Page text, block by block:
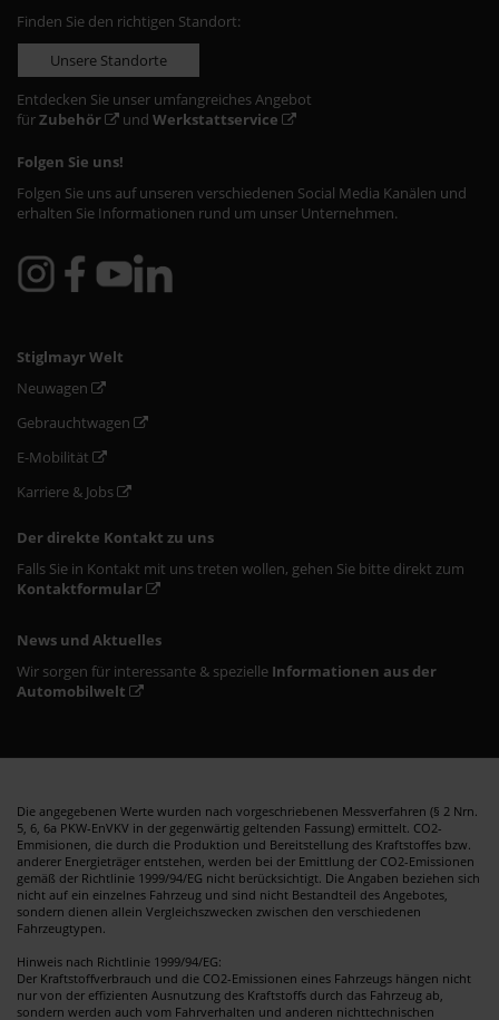
Finden Sie den richtigen Standort:
Unsere Standorte
Entdecken Sie unser umfangreiches Angebot
fürZubehör und Werkstattservice
Folgen Sie uns!
Folgen Sie uns auf unseren verschiedenen Social Media Kanälen und
erhalten Sie Informationen rund um unser Unternehmen.
Stiglmayr Welt
Neuwagen
Gebrauchtwagen
E-Mobilität
Karriere & Jobs
Der direkte Kontakt zu uns
Falls Sie in Kontakt mit uns treten wollen, gehen Sie bitte direkt zum
Kontaktformular
News und Aktuelles
Wir sorgen für interessante & spezielle Informationen aus der
Automobilwelt
Die angegebenen Werte wurden nach vorgeschriebenen Messverfahren (§ 2 Nrn.
5, 6, 6a PKW-EnVKV in der gegenwärtig geltenden Fassung) ermittelt. CO2-
Emmisionen, die durch die Produktion und Bereitstellung des Kraftstoffes bzw.
anderer Energieträger entstehen, werden bei der Emittlung der CO2-Emissionen
gemäß der Richtlinie 1999/94/EG nicht berücksichtigt. Die Angaben beziehen sich
nicht auf ein einzelnes Fahrzeug und sind nicht Bestandteil des Angebotes,
sondern dienen allein Vergleichszwecken zwischen den verschiedenen
Fahrzeugtypen.
Hinweis nach Richtlinie 1999/94/EG:
Der Kraftstoffverbrauch und die CO2-Emissionen eines Fahrzeugs hängen nicht
nur von der effizienten Ausnutzung des Kraftstoffs durch das Fahrzeug ab,
sondern werden auch vom Fahrverhalten und anderen nichttechnischen